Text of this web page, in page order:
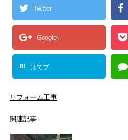
Twitter
Google+
B! はてブ
リフォーム工事
関連記事